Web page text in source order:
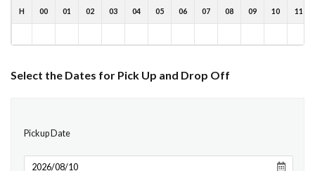
H 00 01 02 03 04 05 06 07 08 09 10 11
Select the Dates for Pick Up and Drop Off
Pickup Date